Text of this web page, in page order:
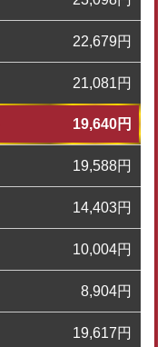
22,679円
21,081円
19,640円
19,588円
14,403円
10,004円
8,904円
19,617円